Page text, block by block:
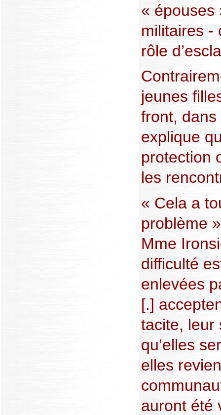
« épouses
militaires -
rôle
jeunes
front,
explique
protection
les
« Cela a
problème
Mme
difficulté
enlevées
[.]
tacite, leur
qu’elles
elles
auront été